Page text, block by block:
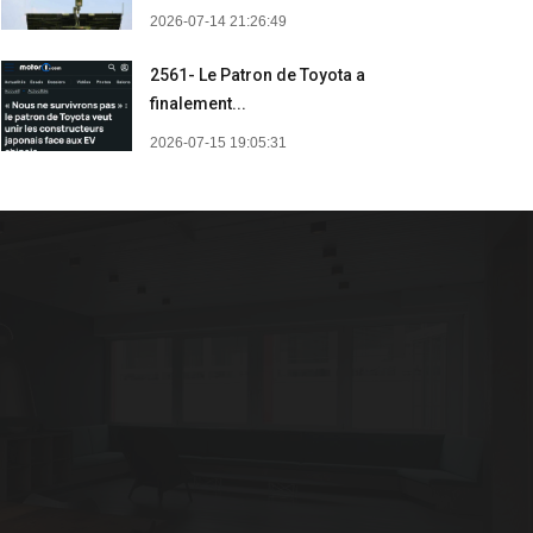
2026-07-14 21:26:49
2561- Le Patron de Toyota a
finalement...
2026-07-15 19:05:31